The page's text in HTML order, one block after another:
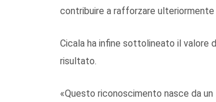
contribuire a rafforzare
Cicala ha infine sottolineato il valore
risultato.
«Questo riconoscimento nasce da